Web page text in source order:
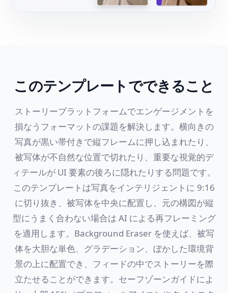
このテンプレートでできること
ストーリープラットフォームでエンゲージメントを
損なうフォーマットの課題を解決します。横向きの
写真が黒い帯付きで縦フレームに押し込まれたり、
被写体が不自然な位置で切れたり、重要な視覚的デ
ィテールが UI 要素の後ろに隠れたりする問題です。
このテンプレートは写真をインテリジェントに 9:16
に切り抜き、被写体を中央に配置し、元の構図が縦
型にうまく合わない場合は AI による再フレーミング
を適用します。Background Eraser を使えば、被写
体を大胆な単色、グラデーション、ぼかした環境背
景の上に配置でき、フィードの中でストーリーを際
立たせることができます。セーフゾーンガイドによ